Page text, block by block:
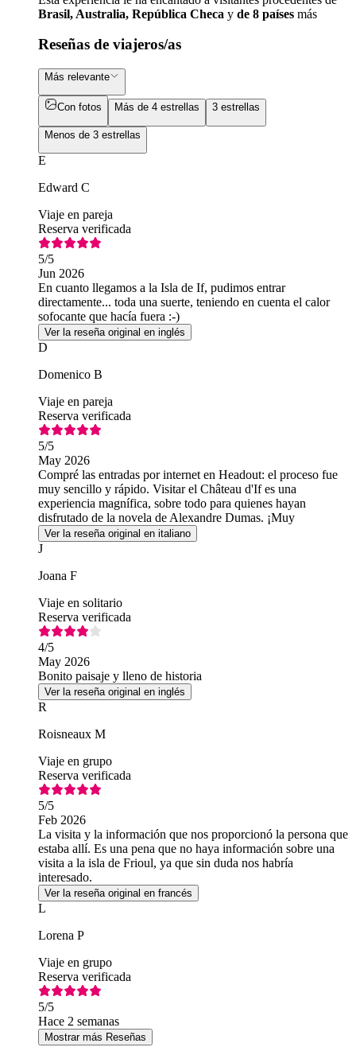
Brasil, Australia, República Checa y de 8 países más
Reseñas de viajeros/as
Más relevante
Con fotos Más de 4 estrellas 3 estrellas
Menos de 3 estrellas
E
Edward C
Viaje en pareja
Reserva verificada
5/5
Jun 2026
En cuanto llegamos a la Isla de If, pudimos entrar
directamente... toda una suerte, teniendo en cuenta el calor
sofocante que hacía fuera :-)
Ver la reseña original en inglés
D
Domenico B
Viaje en pareja
Reserva verificada
5/5
May 2026
Compré las entradas por internet en Headout: el proceso fue
muy sencillo y rápido. Visitar el Château d'If es una
experiencia magnífica, sobre todo para quienes hayan
disfrutado de la novela de Alexandre Dumas. ¡Muy
recomendable!
Ver la reseña original en italiano
J
Joana F
Viaje en solitario
Reserva verificada
4/5
May 2026
Bonito paisaje y lleno de historia
Ver la reseña original en inglés
R
Roisneaux M
Viaje en grupo
Reserva verificada
5/5
Feb 2026
La visita y la información que nos proporcionó la persona que
estaba allí. Es una pena que no haya información sobre una
visita a la isla de Frioul, ya que sin duda nos habría
interesado.
Ver la reseña original en francés
L
Lorena P
Viaje en grupo
Reserva verificada
5/5
Hace 2 semanas
Mostrar más Reseñas